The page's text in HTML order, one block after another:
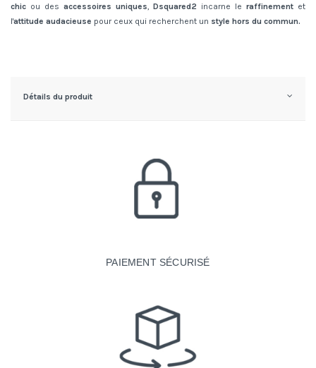
chic ou des accessoires uniques,Dsquared2 incarne leraffinement et
l'attitude audacieuse pour ceux qui recherchent un style hors du commun.
Détails du produit
PAIEMENT SÉCURISÉ